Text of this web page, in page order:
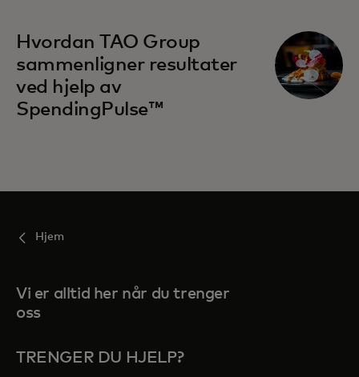
Hvordan TAO Group
sammenligner resultater
ved hjelp av
SpendingPulse™
Hjem
Vi er alltid her når du trenger
oss
TRENGER DU HJELP?